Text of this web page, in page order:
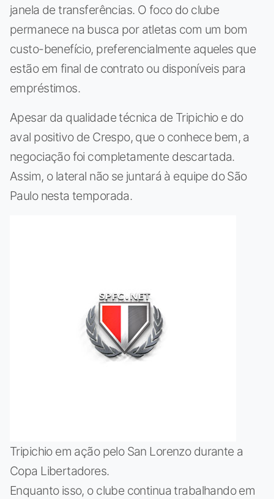
janela de transferências. O foco do clube
permanece na busca por atletas com um bom
custo-benefício, preferencialmente aqueles que
estão em final de contrato ou disponíveis para
empréstimos.
Apesar da qualidade técnica de Tripichio e do
aval positivo de Crespo, que o conhece bem, a
negociação foi completamente descartada.
Assim, o lateral não se juntará à equipe do São
Paulo nesta temporada.
Tripichio em ação pelo San Lorenzo durante a
Copa Libertadores.
Enquanto isso, o clube continua trabalhando em